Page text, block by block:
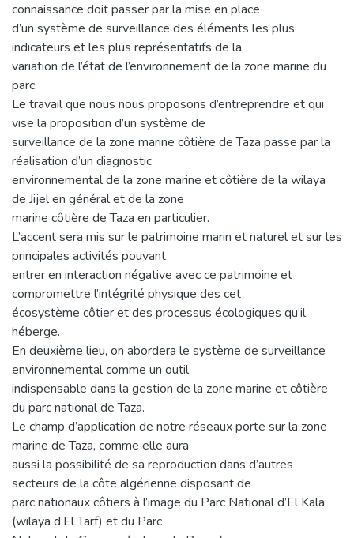
connaissance doit passer par la mise en place
d’un système de surveillance des éléments les plus
indicateurs et les plus représentatifs de la
variation de l’état de l’environnement de la zone marine du
parc.
Le travail que nous nous proposons d’entreprendre et qui
vise la proposition d’un système de
surveillance de la zone marine côtière de Taza passe par la
réalisation d’un diagnostic
environnemental de la zone marine et côtière de la wilaya
de Jijel en général et de la zone
marine côtière de Taza en particulier.
L’accent sera mis sur le patrimoine marin et naturel et sur les
principales activités pouvant
entrer en interaction négative avec ce patrimoine et
compromettre l’intégrité physique des cet
écosystème côtier et des processus écologiques qu’il
héberge.
En deuxième lieu, on abordera le système de surveillance
environnemental comme un outil
indispensable dans la gestion de la zone marine et côtière
du parc national de Taza.
Le champ d’application de notre réseaux porte sur la zone
marine de Taza, comme elle aura
aussi la possibilité de sa reproduction dans d’autres
secteurs de la côte algérienne disposant de
parc nationaux côtiers à l’image du Parc National d’El Kala
(wilaya d’El Tarf) et du Parc